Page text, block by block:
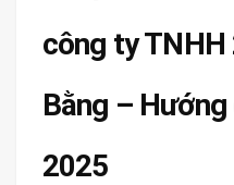
công ty TNHH
Bằng –
2025